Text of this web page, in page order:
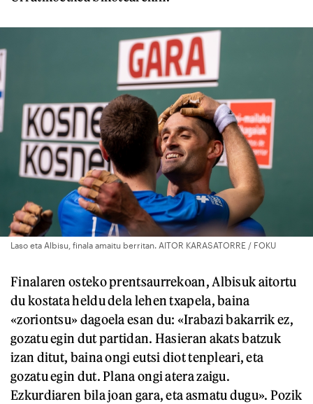
Laso eta Albisu, finala amaitu berritan. AITOR KARASATORRE / FOKU
Finalaren osteko prentsaurrekoan, Albisuk aitortu
du kostata heldu dela lehen txapela, baina
«zoriontsu» dagoela esan du: «Irabazi bakarrik ez,
gozatu egin dut partidan. Hasieran akats batzuk
izan ditut, baina ongi eutsi diot tenpleari, eta
gozatu egin dut. Plana ongi atera zaigu.
Ezkurdiaren bila joan gara, eta asmatu dugu». Pozik